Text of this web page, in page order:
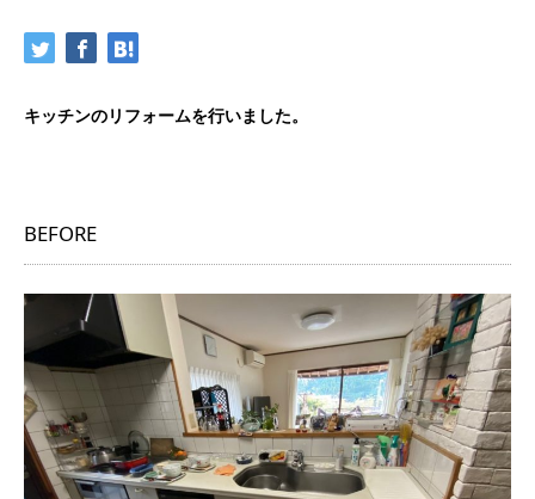
キッチンのリフォームを行いました。
BEFORE